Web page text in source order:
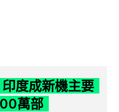
度成新機主要
萬部